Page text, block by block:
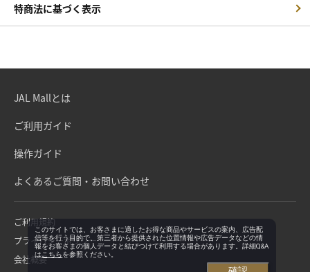
特商法に基づく表示
JAL Mallとは
ご利用ガイド
操作ガイド
よくあるご質問・お問い合わせ
ご利用規約
プライバシーポリシー
会社概要
このサイトでは、お客さまに適したお得な商品やサービスの案内、広告配
信等を行う目的で、第三者から提供された位置情報や広告データなどの情
報をお客さまの個人データと結びつけて利用する場合があります。詳細Q&A
はこちらを参照ください。